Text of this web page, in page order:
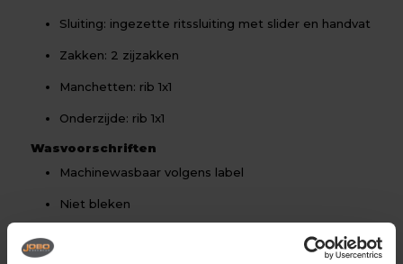
Sluiting: ingezette ritssluiting met slider en handvat
Zakken: 2 zijzakken
Manchetten: rib 1x1
Onderzijde: rib 1x1
Wasvoorschriften
Machinewasbaar volgens label
Niet bleken